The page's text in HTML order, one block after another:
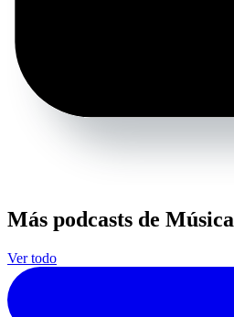
Más podcasts de Música
Ver todo